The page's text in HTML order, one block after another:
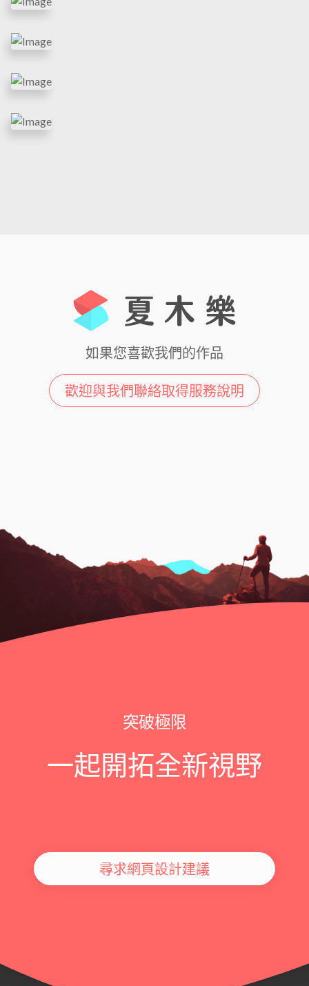
如果您喜歡我們的作品
歡迎與我們聯絡取得服務說明
突破極限
一起開拓全新視野
尋求網頁設計建議